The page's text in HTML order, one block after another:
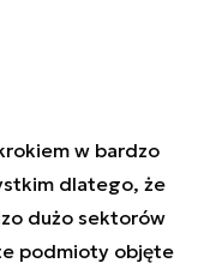
w bardzo
dlatego, że
dużo sektorów
podmioty objęte